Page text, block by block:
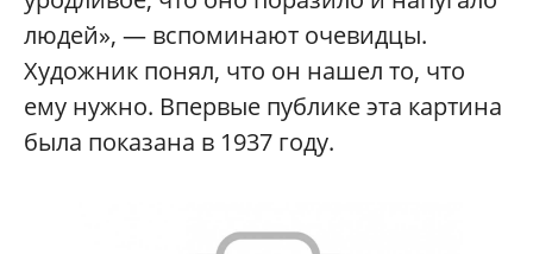
людей», — вспоминают очевидцы.
Художник понял, что он нашел то, что
ему нужно. Впервые публике эта картина
была показана в 1937 году.